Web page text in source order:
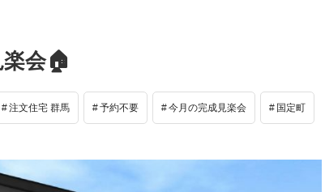
会🏠
注文住宅 群馬 予約不要 今月の完成見楽会 国定町